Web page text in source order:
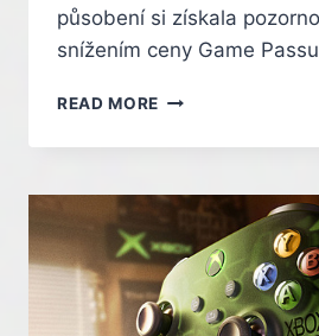
působení si získala
snížením ceny Game
READ MORE ASHA
MUSÍ
XBOX
FORMY.
ČEKAJÍ
JI
ALE